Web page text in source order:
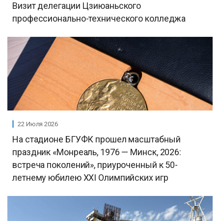
Визит делегации Цзиюаньского
профессионально-технического колледжа
22 Июля 2026
На стадионе БГУФК прошел масштабный
праздник «Монреаль, 1976 — Минск, 2026:
встреча поколений», приуроченный к 50-
летнему юбилею ХХI Олимпийских игр